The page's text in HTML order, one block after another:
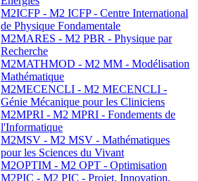
M2ICFP - M2 ICFP - Centre International
de Physique Fondamentale
M2MARES - M2 PBR - Physique par
Recherche
M2MATHMOD - M2 MM - Modélisation
Mathématique
M2MECENCLI - M2 MECENCLI -
Génie Mécanique pour les Cliniciens
M2MPRI - M2 MPRI - Fondements de
l'Informatique
M2MSV - M2 MSV - Mathématiques
pour les Sciences du Vivant
M2OPTIM - M2 OPT - Optimisation
M2PIC - M2 PIC - Projet, Innovation,